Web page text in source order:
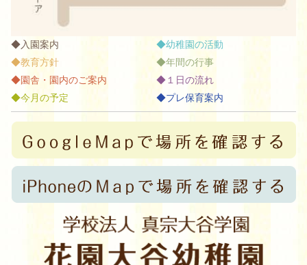
入園案内
教育方針
園舎・園内のご案内
今月の予定
幼稚園の活動
年間の行事
１日の流れ
プレ保育案内